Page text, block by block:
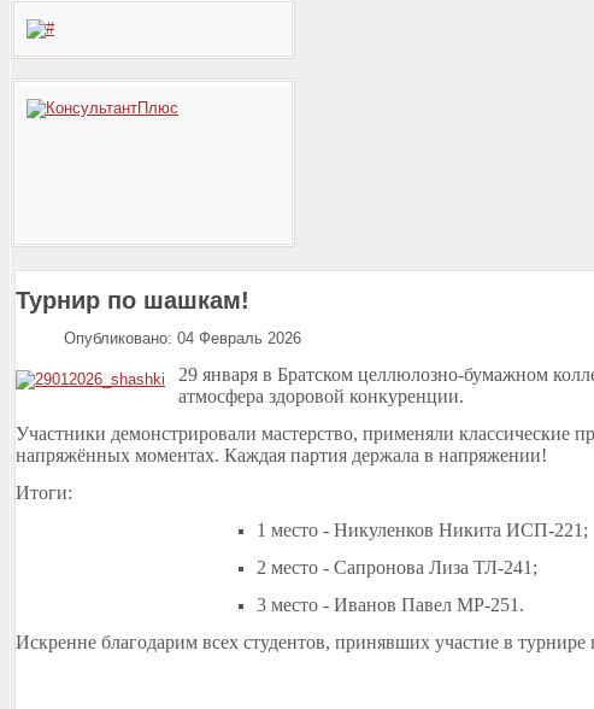
Турнир по шашкам!
Опубликовано: 04 Февраль 2026
29 января в Братском целлюлозно-бумажном
атмосфера здоровой конкуренции.
Участники демонстрировали мастерство, применяли классические
напряжённых моментах. Каждая партия держала в напряжении!
Итоги:
1 место - Никуленков Никита ИСП-221;
2 место - Сапронова Лиза ТЛ-241;
3 место - Иванов Павел МР-251.
Искренне благодарим всех студентов, принявших участие в